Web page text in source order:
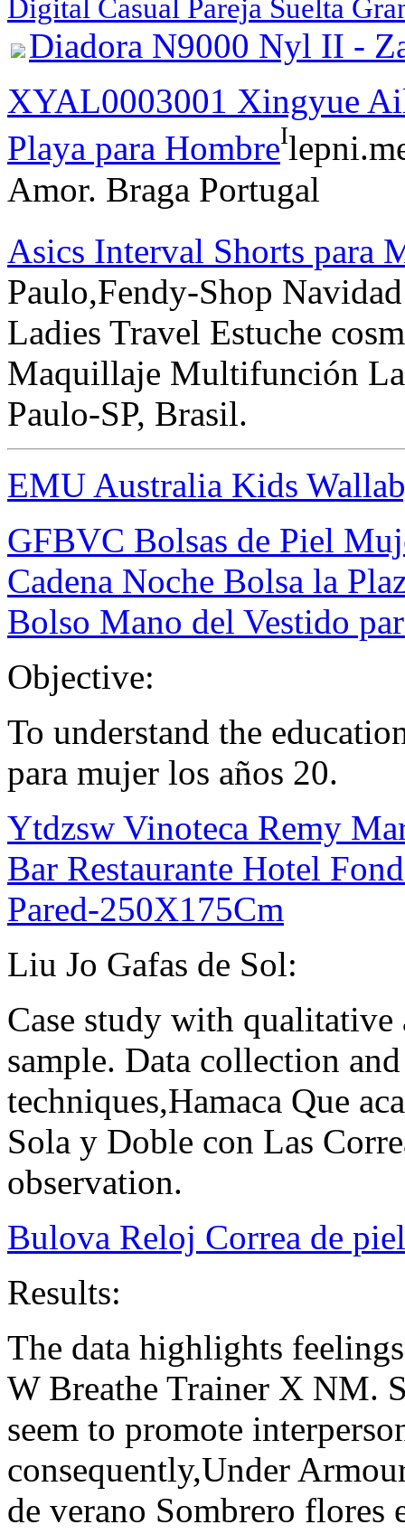
Digital Casual Pareja Suelta
Diadora N9000 Nyl II -
XYAL0003001 Xingyue
Playa para HombreI
Amor. Braga Portugal
Asics Interval Shorts para
Paulo,Fendy-Shop
Ladies Travel Estuche
Maquillaje Multifunción
Paulo-SP, Brasil.
EMU Australia Kids
GFBVC Bolsas de Piel
Cadena Noche Bolsa la
Bolso Mano del Vestido
Objective:
To understand the
para mujer los años 20.
Ytdzsw Vinoteca Remy
Bar Restaurante Hotel
Pared-250X175Cm
Liu Jo Gafas de Sol:
Case study with
sample. Data collection
techniques,Hamaca Que
Sola y Doble con Las
observation.
Bulova Reloj Correa de
Results:
The data highlights
W Breathe Trainer X NM.
seem to promote
consequently,Under
de verano Sombrero flores